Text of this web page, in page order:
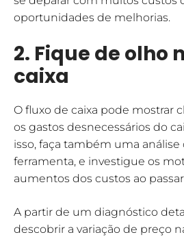
oportunidades de melhorias.
2. Fique de olho
caixa
O fluxo de caixa pode mostrar
os gastos desnecessários do
isso, faça também uma análise
ferramenta, e investigue os
aumentos dos custos ao
A partir de um diagnóstico
descobrir a variação de preço